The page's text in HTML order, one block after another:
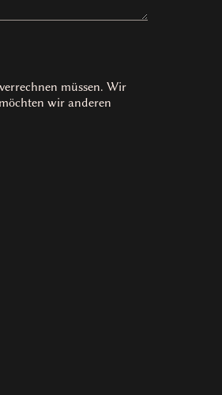
müssen. Wir
wir anderen